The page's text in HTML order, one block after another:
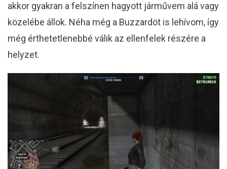
akkor gyakran a felszínen hagyott járművem alá vagy
közelébe állok. Néha még a Buzzardöt is lehívom, így
még érthetetlenebbé válik az ellenfelek részére a
helyzet.